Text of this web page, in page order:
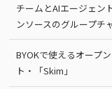
チームとAIエージェン
ンソースのグループチ
BYOKで使えるオープ
ト・「Skim」